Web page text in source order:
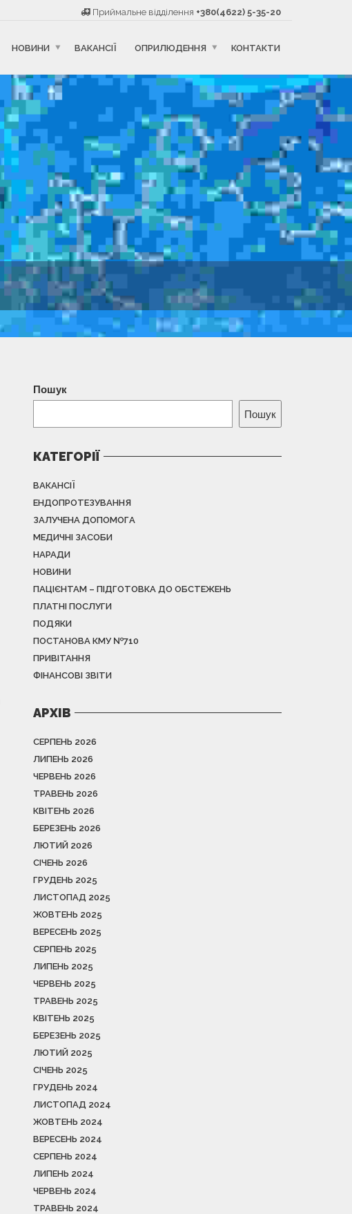
Приймальне відділення +380(4622) 5-35-20
НОВИНИ ВАКАНСІЇ ОПРИЛЮДЕННЯ КОНТАКТИ
Пошук
Пошук
КАТЕГОРІЇ
ВАКАНСІЇ
ЕНДОПРОТЕЗУВАННЯ
ЗАЛУЧЕНА ДОПОМОГА
МЕДИЧНІ ЗАСОБИ
НАРАДИ
НОВИНИ
ПАЦІЄНТАМ – ПІДГОТОВКА ДО ОБСТЕЖЕНЬ
ПЛАТНІ ПОСЛУГИ
ПОДЯКИ
ПОСТАНОВА КМУ №710
ПРИВІТАННЯ
ФІНАНСОВІ ЗВІТИ
АРХІВ
СЕРПЕНЬ 2026
ЛИПЕНЬ 2026
ЧЕРВЕНЬ 2026
ТРАВЕНЬ 2026
КВІТЕНЬ 2026
БЕРЕЗЕНЬ 2026
ЛЮТИЙ 2026
СІЧЕНЬ 2026
ГРУДЕНЬ 2025
ЛИСТОПАД 2025
ЖОВТЕНЬ 2025
ВЕРЕСЕНЬ 2025
СЕРПЕНЬ 2025
ЛИПЕНЬ 2025
ЧЕРВЕНЬ 2025
ТРАВЕНЬ 2025
КВІТЕНЬ 2025
БЕРЕЗЕНЬ 2025
ЛЮТИЙ 2025
СІЧЕНЬ 2025
ГРУДЕНЬ 2024
ЛИСТОПАД 2024
ЖОВТЕНЬ 2024
ВЕРЕСЕНЬ 2024
СЕРПЕНЬ 2024
ЛИПЕНЬ 2024
ЧЕРВЕНЬ 2024
ТРАВЕНЬ 2024